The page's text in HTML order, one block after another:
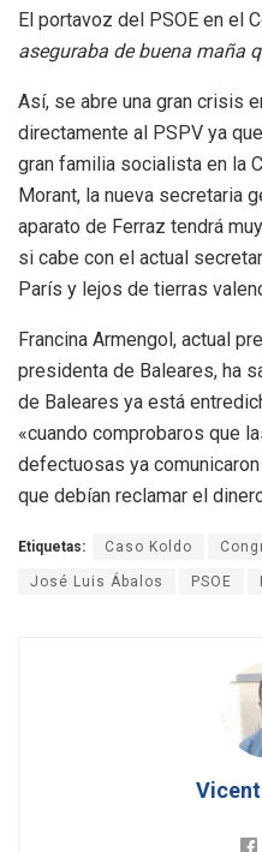
El portavoz del PSOE en el
aseguraba de buena maña
Así, se abre una gran crisis
directamente al PSPV ya
gran familia socialista en la
Morant, la nueva secretaria
aparato de Ferraz tendrá
si cabe con el actual
París y lejos de tierras
Francina Armengol, actual
presidenta de Baleares, ha
de Baleares ya está
«cuando comprobaros que
defectuosas ya
que debían reclamar el
Etiquetas: Caso Koldo
José Luis Ábalos PSOE